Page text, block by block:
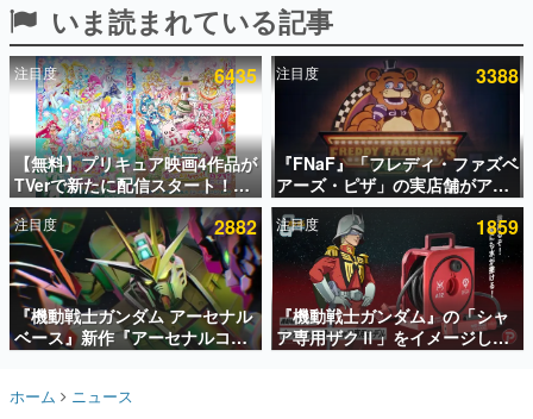
ピックアップ
電ファミのいま読まれている記事ランキング
アプリセール情報
インタビュー
連載・特集一覧
殿堂入り記事
SNS拡散数が数千以上！ ページビュー数万以上！ などな
ど。多くの人々に読まれた、電ファミ渾身の“殿堂入り”記
事をまとめました。
名作ゲームクリエイターの方々に製作時のエピソードをお
いま読まれている記事
注目度 6435
【無料】プリキュア映画4作品が
TVerで新たに配信スタート！な
んと2018年～2024年の映画ほぼ
すべてが見放題に、ぶっちゃけ
ありえないラインナップ
注目度 3388
『FNaF』「フレディ・ファズベ
アーズ・ピザ」の実店舗がアメ
リカの商業施設「American
Dream」に2027年オープン！
ScottGamesとの共同開発、食
事だけでなくステージショーや
没入型のホラー体験も楽しめる
注目度 2882
『機動戦士ガンダム アーセナル
ベース』新作『アーセナルコマ
ンダー』発表！8月28日からオ
年2月下旬に稼働予定
注目度 1859
『機動戦士ガンダム』の「シャ
ア専用ザクⅡ」をイメージした
散水ホースリールが予約開始。
ホーム ニュース